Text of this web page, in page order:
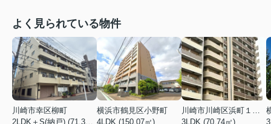
よく見られている物件
川崎市幸区柳町
横浜市鶴見区小野町
4LDK (150.07㎡)
3LDK (70.74㎡)